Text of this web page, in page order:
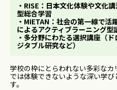
・RISE：日本文化体験や文化
型総合学習
・MIETAN：社会の第一線で活
によるアクティブラーニング型
・多分野にわたる選択講座（
ジタブル研究など）
学校の枠にとらわれない多彩な
では体験できないような深い学
す。